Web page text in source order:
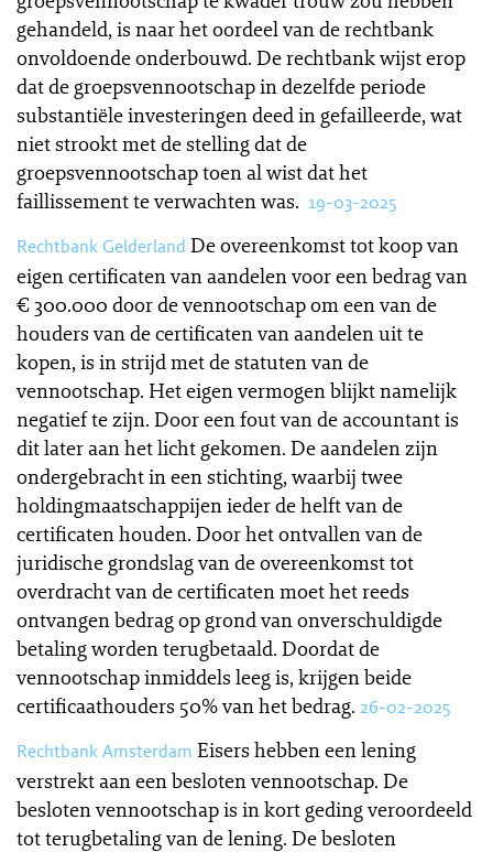
gehandeld, is naar het oordeel van de rechtbank
onvoldoende onderbouwd. De rechtbank wijst erop
dat de groepsvennootschap in dezelfde periode
substantiële investeringen deed in gefailleerde, wat
niet strookt met de stelling dat de
groepsvennootschap toen al wist dat het
faillissement te verwachten was. 19-03-2025
Rechtbank Gelderland De overeenkomst tot koop van
eigen certificaten van aandelen voor een bedrag van
€ 300.000 door de vennootschap om een van de
houders van de certificaten van aandelen uit te
kopen, is in strijd met de statuten van de
vennootschap. Het eigen vermogen blijkt namelijk
negatief te zijn. Door een fout van de accountant is
dit later aan het licht gekomen. De aandelen zijn
ondergebracht in een stichting, waarbij twee
holdingmaatschappijen ieder de helft van de
certificaten houden. Door het ontvallen van de
juridische grondslag van de overeenkomst tot
overdracht van de certificaten moet het reeds
ontvangen bedrag op grond van onverschuldigde
betaling worden terugbetaald. Doordat de
vennootschap inmiddels leeg is, krijgen beide
certificaathouders 50% van het bedrag. 26-02-2025
Rechtbank Amsterdam Eisers hebben een lening
verstrekt aan een besloten vennootschap. De
besloten vennootschap is in kort geding veroordeeld
tot terugbetaling van de lening. De besloten